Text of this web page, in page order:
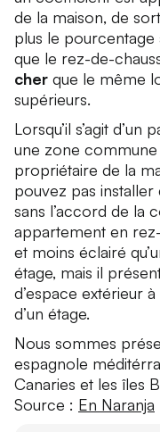
de la maison, de
plus le pourcentage
que le rez-de-
cher que le même
supérieurs.
Lorsqu’il s’agit
une zone
propriétaire de la
pouvez pas
sans l’accord de la
appartement en
et moins éclairé
étage, mais il
d’espace extérieur
d’un étage.
Nous sommes
espagnole
Canaries et les îles
Source : En Naranja